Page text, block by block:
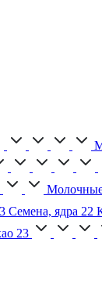
3 Семена, ядра 22
23